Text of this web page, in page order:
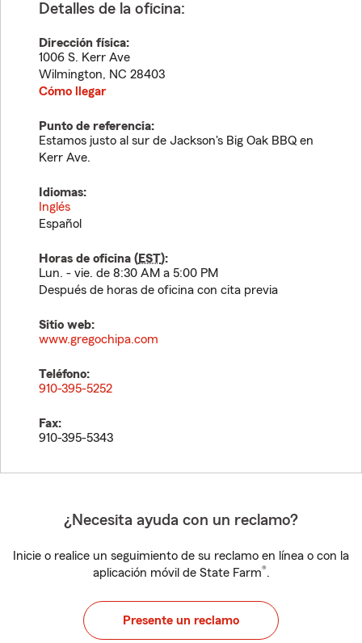
Detalles de la oficina:
Dirección física:
1006 S. Kerr Ave
Wilmington, NC 28403
Cómo llegar
Punto de referencia:
Estamos justo al sur de Jackson's Big Oak BBQ en
Kerr Ave.
Idiomas:
Inglés
Español
Horas de oficina (EST):
Lun. - vie. de 8:30 AM a 5:00 PM
Después de horas de oficina con cita previa
Sitio web:
www.gregochipa.com
Teléfono:
910-395-5252
Fax:
910-395-5343
¿Necesita ayuda con un reclamo?
Inicie o realice un seguimiento de su reclamo en línea o con la
aplicación móvil de State Farm®.
Presente un reclamo